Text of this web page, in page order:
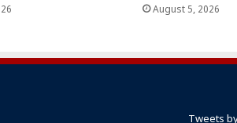
August 5, 2026
Tweets